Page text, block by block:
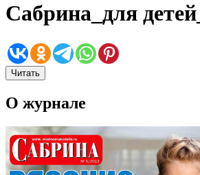
Сабрина_для
Читать
О журнале